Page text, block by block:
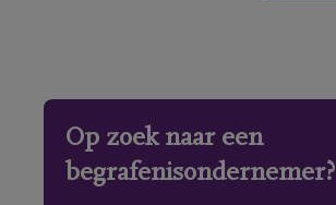
Op zoek naar een
begrafenisondernemer?